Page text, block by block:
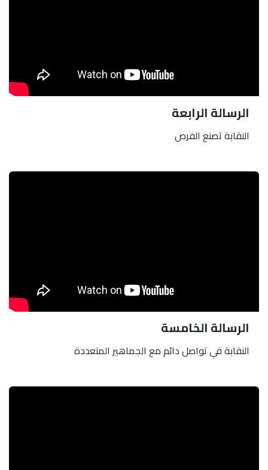
الرسالة الرابعة
النقابة تصنع الفرص
الرسالة الخامسة
النقابة في تواصل دائم مع الجماهير المتعددة